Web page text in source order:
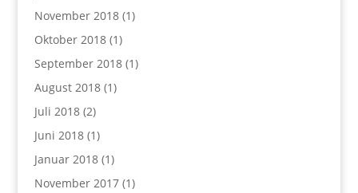
November 2018(1)
Oktober 2018(1)
September 2018(1)
August 2018(1)
Juli 2018(2)
Juni 2018(1)
Januar 2018(1)
November 2017(1)